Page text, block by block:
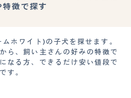
特徴で探す
ホワイト)の子犬を探せます。
ら、飼い主さんの好みの特徴で
なる方、できるだけ安い値段で
す。